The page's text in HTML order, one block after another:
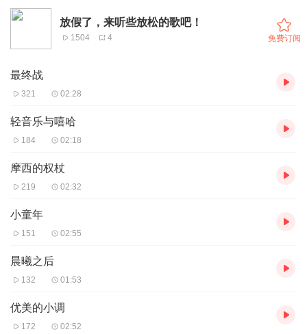
放假了，来听些放松的歌吧！
1504 4 免费订阅
最终战
321 02:28
轻音乐与嘻哈
184 02:18
摩西的权杖
219 02:32
小童年
151 02:55
晨曦之后
132 01:53
优美的小调
172 02:52